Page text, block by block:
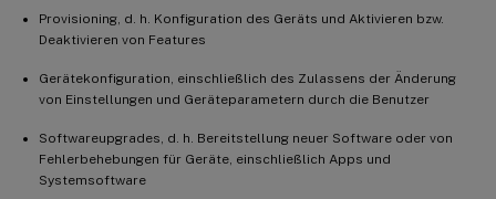
Provisioning, d. h. Konfiguration des Geräts und Aktivieren bzw.
Deaktivieren von Features
Gerätekonfiguration, einschließlich des Zulassens der Änderung
von Einstellungen und Geräteparametern durch die Benutzer
Softwareupgrades, d. h. Bereitstellung neuer Software oder von
Fehlerbehebungen für Geräte, einschließlich Apps und
Systemsoftware